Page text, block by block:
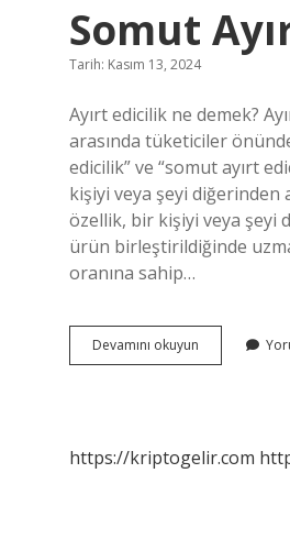
Somut
Tarih: Kasım 13, 2024
Ayırt edicilik ne demek?
arasında tüketiciler
edicilik” ve “somut ayırt
kişiyi veya şeyi diğerinden
özellik, bir kişiyi veya şeyi
ürün birleştirildiğinde
oranına sahip…
Devamını okuyun
Ayırt
https://kriptogelir.com